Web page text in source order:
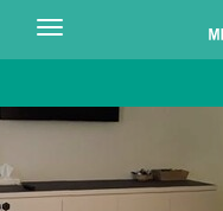
Toggle
navigation
Meet
Mechelen